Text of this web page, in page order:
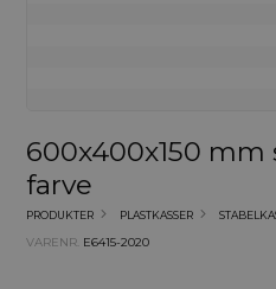
600x400x150 mm
farve
PRODUKTER PLASTKASSER
VARENR. E6415-2020